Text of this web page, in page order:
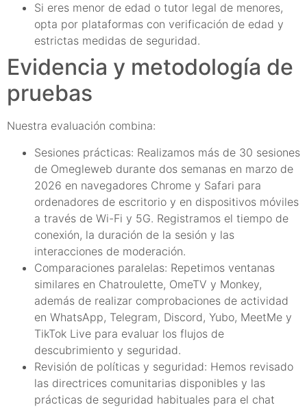
Si eres menor de edad o tutor legal de menores,
opta por plataformas con verificación de edad y
estrictas medidas de seguridad.
Evidencia y metodología de
pruebas
Nuestra evaluación combina:
Sesiones prácticas: Realizamos más de 30 sesiones
de Omegleweb durante dos semanas en marzo de
2026 en navegadores Chrome y Safari para
ordenadores de escritorio y en dispositivos móviles
a través de Wi-Fi y 5G. Registramos el tiempo de
conexión, la duración de la sesión y las
interacciones de moderación.
Comparaciones paralelas: Repetimos ventanas
similares en Chatroulette, OmeTV y Monkey,
además de realizar comprobaciones de actividad
en WhatsApp, Telegram, Discord, Yubo, MeetMe y
TikTok Live para evaluar los flujos de
descubrimiento y seguridad.
Revisión de políticas y seguridad: Hemos revisado
las directrices comunitarias disponibles y las
prácticas de seguridad habituales para el chat